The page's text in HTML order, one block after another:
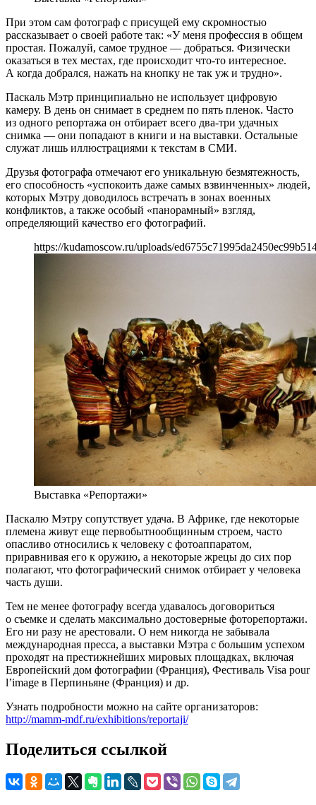
При этом сам фотограф с присущей ему скромностью
рассказывает о своей работе так: «У меня профессия в общем
простая. Пожалуй, самое трудное — добраться. Физически
оказаться в тех местах, где происходит что-то интересное.
А когда добрался, нажать на кнопку не так уж и трудно».
Паскаль Мэтр принципиально не использует цифровую
камеру. В день он снимает в среднем по пять пленок. Часто
из одного репортажа он отбирает всего два-три удачных
снимка — они попадают в книги и на выставки. Остальные
служат лишь иллюстрациями к текстам в СМИ.
Друзья фотографа отмечают его уникальную безмятежность,
его способность «успокоить даже самых взвинченных» людей,
которых Мэтру доводилось встречать в зонах военных
конфликтов, а также особый «панорамный» взгляд,
определяющий качество его фотографий.
https://kudamoscow.ru/uploads/
Выставка «Репортажи»
Паскалю Мэтру сопутствует удача. В Африке, где некоторые
племена живут еще первобытнообщинным строем, часто
опасливо относились к человеку с фотоаппаратом,
приравнивая его к оружию, а некоторые жрецы до сих пор
полагают, что фотографический снимок отбирает у человека
часть души.
Тем не менее фотографу всегда удавалось договориться
о съемке и сделать максимально достоверные фоторепортажи.
Его ни разу не арестовали. О нем никогда не забывала
международная пресса, а выставки Мэтра с большим успехом
проходят на престижнейших мировых площадках, включая
Европейский дом фотографии (Франция), Фестиваль Visa pour
l’image в Перпиньяне (Франция) и др.
Узнать подробности можно на сайте организаторов:
http://mamm-mdf.ru/exhibitions/reportaji/
Поделиться ссылкой